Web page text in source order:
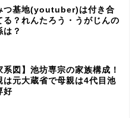
つ基地(youtuber)は付き合
る？れんたろう・うがじんの
は？
系図】池坊専宗の家族構成！
は元大蔵省で母親は4代目池
好